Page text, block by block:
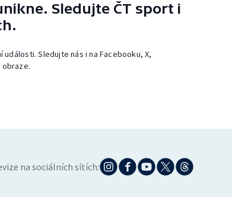
Sledujte ČT sport i
Sledujte nás i na Facebooku, X,
obraze.
na sociálních sítích: